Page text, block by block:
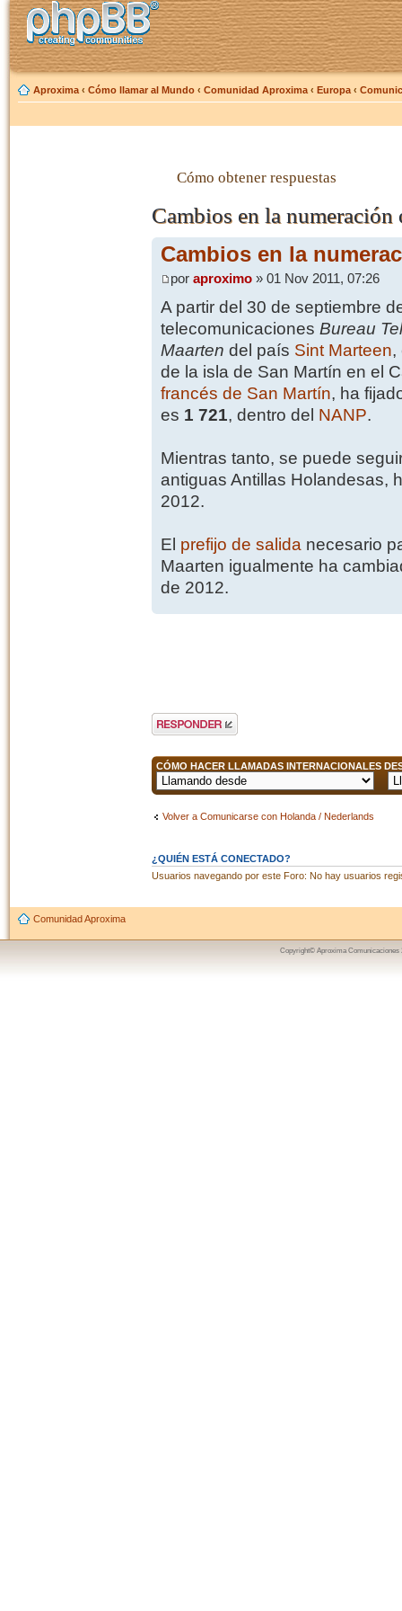
Aproxima ‹ Cómo llamar al Mundo ‹ Comunidad Aproxima ‹ Europa ‹
Cómo obtener respuestas
Cambios en la numeración
Cambios en la
por aproximo» 01 Nov 2011, 07:26
A partir del 30 de septiembre
telecomunicaciones Bureau
Maarten del país Sint Marteen,
de la isla de San Martín en el
francés de San Martín, ha
es 1 721, dentro del NANP.
Mientras tanto, se puede
antiguas Antillas Holandesas,
2012.
El prefijo de salida necesario
Maarten igualmente ha
de 2012.
Publicar una
respuesta
CÓMO HACER LLAMADAS INTERNACIONALES
Volver a Comunicarse con Holanda / Nederlands
¿QUIÉN ESTÁ CONECTADO?
Usuarios navegando por este Foro: No hay usuarios
Comunidad Aproxima
Copyright© Aproxima Comunicaciones